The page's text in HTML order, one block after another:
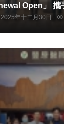
Open」 攜
2025年十二月30日